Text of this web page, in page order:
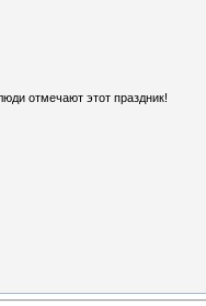
отмечают этот праздник!